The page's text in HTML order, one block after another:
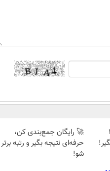
🚀 رایگان جمع‌بندی کن،
حرفه‌ای نتیجه بگیر و رتبه برتر
شو!